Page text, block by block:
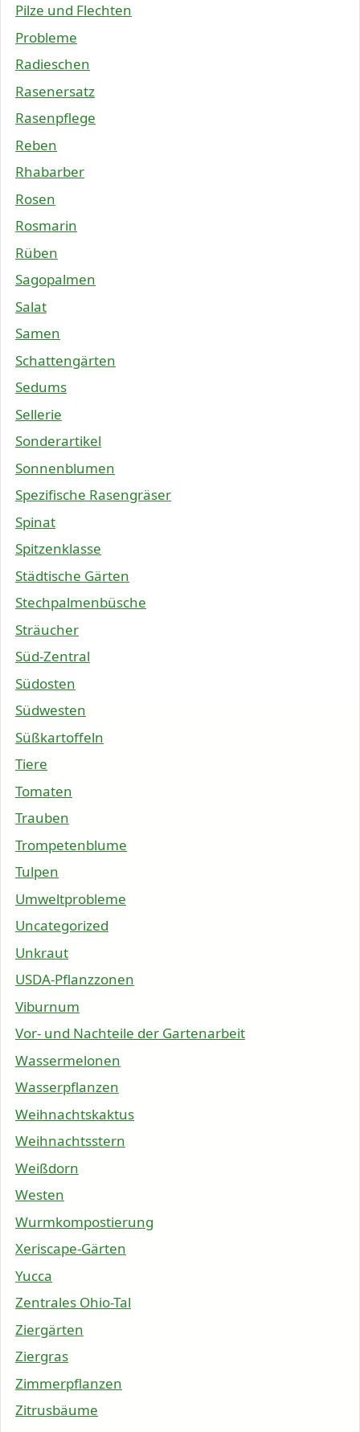
Pilze und Flechten
Probleme
Radieschen
Rasenersatz
Rasenpflege
Reben
Rhabarber
Rosen
Rosmarin
Rüben
Sagopalmen
Salat
Samen
Schattengärten
Sedums
Sellerie
Sonderartikel
Sonnenblumen
Spezifische Rasengräser
Spinat
Spitzenklasse
Städtische Gärten
Stechpalmenbüsche
Sträucher
Süd-Zentral
Südosten
Südwesten
Süßkartoffeln
Tiere
Tomaten
Trauben
Trompetenblume
Tulpen
Umweltprobleme
Uncategorized
Unkraut
USDA-Pflanzzonen
Viburnum
Vor- und Nachteile der Gartenarbeit
Wassermelonen
Wasserpflanzen
Weihnachtskaktus
Weihnachtsstern
Weißdorn
Westen
Wurmkompostierung
Xeriscape-Gärten
Yucca
Zentrales Ohio-Tal
Ziergärten
Ziergras
Zimmerpflanzen
Zitrusbäume